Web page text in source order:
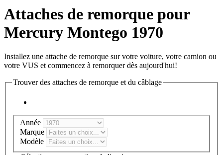
Attaches de remorque pour
Mercury Montego 1970
Installez une attache de remorque sur votre voiture, votre camion ou
votre VUS et commencez à remorquer dès aujourd'hui!
Trouver des attaches de remorque et du câblage
Année
Marque
Modèle